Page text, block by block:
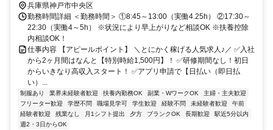
兵庫県神戸市中央区
勤務時間詳細 ＜勤務時間＞ ①8:45～13:00（実働4.25h） ②17:30～
22:30（実働4～5h） ※状況により早上がりなど相談OK ※扶養控除
内相談OK！
仕事内容 【アピールポイント】 ＼とにかく稼げる人気求人♪／ ✅入社
から2ヶ月間はなんと【特別時給1,500円】！ ✅研修期間なし！初日
からいきなり高収入スタート！ ✅アプリ申請で【日払い（即日払
い）...
制服あり 業界未経験者歓迎 扶養内勤務OK 副業・WワークOK
主婦・主夫歓迎
フリーター歓迎
学歴不問 職場見学可 学生歓迎 経験不問 未経験者歓迎
午前
経験者歓迎
残業なし 月1シフト提出 夕方 ブランクOK 長期歓迎
駅近5分以内
週2・3日からOK